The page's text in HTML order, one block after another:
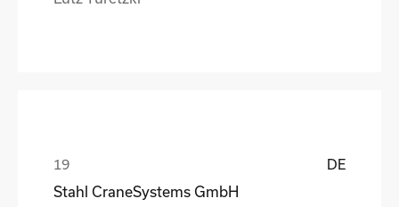
DE
Stahl CraneSystems GmbH